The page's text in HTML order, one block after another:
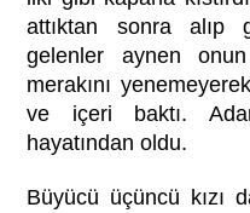
attıktan sonra alıp
gelenler aynen
merakını
ve içeri baktı.
hayatından oldu.
Büyücü üçüncü kızı